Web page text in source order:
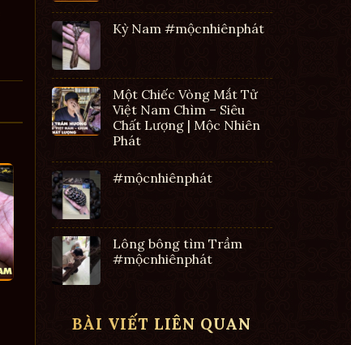
Kỳ Nam #mộcnhiênphát
Một Chiếc Vòng Mắt Tử
Việt Nam Chìm – Siêu
Chất Lượng | Mộc Nhiên
Phát
#mộcnhiênphát
Lông bông tìm Trầm
#mộcnhiênphát
BÀI VIẾT LIÊN QUAN